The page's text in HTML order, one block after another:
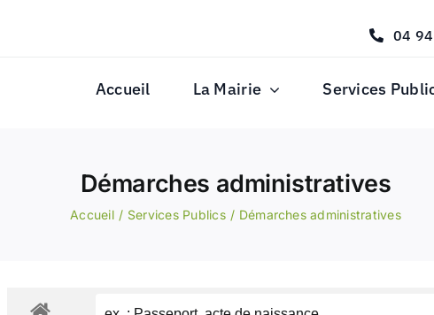
04
Accueil La Mairie Services
Démarches administratives
Accueil Services Publics Démarches administratives